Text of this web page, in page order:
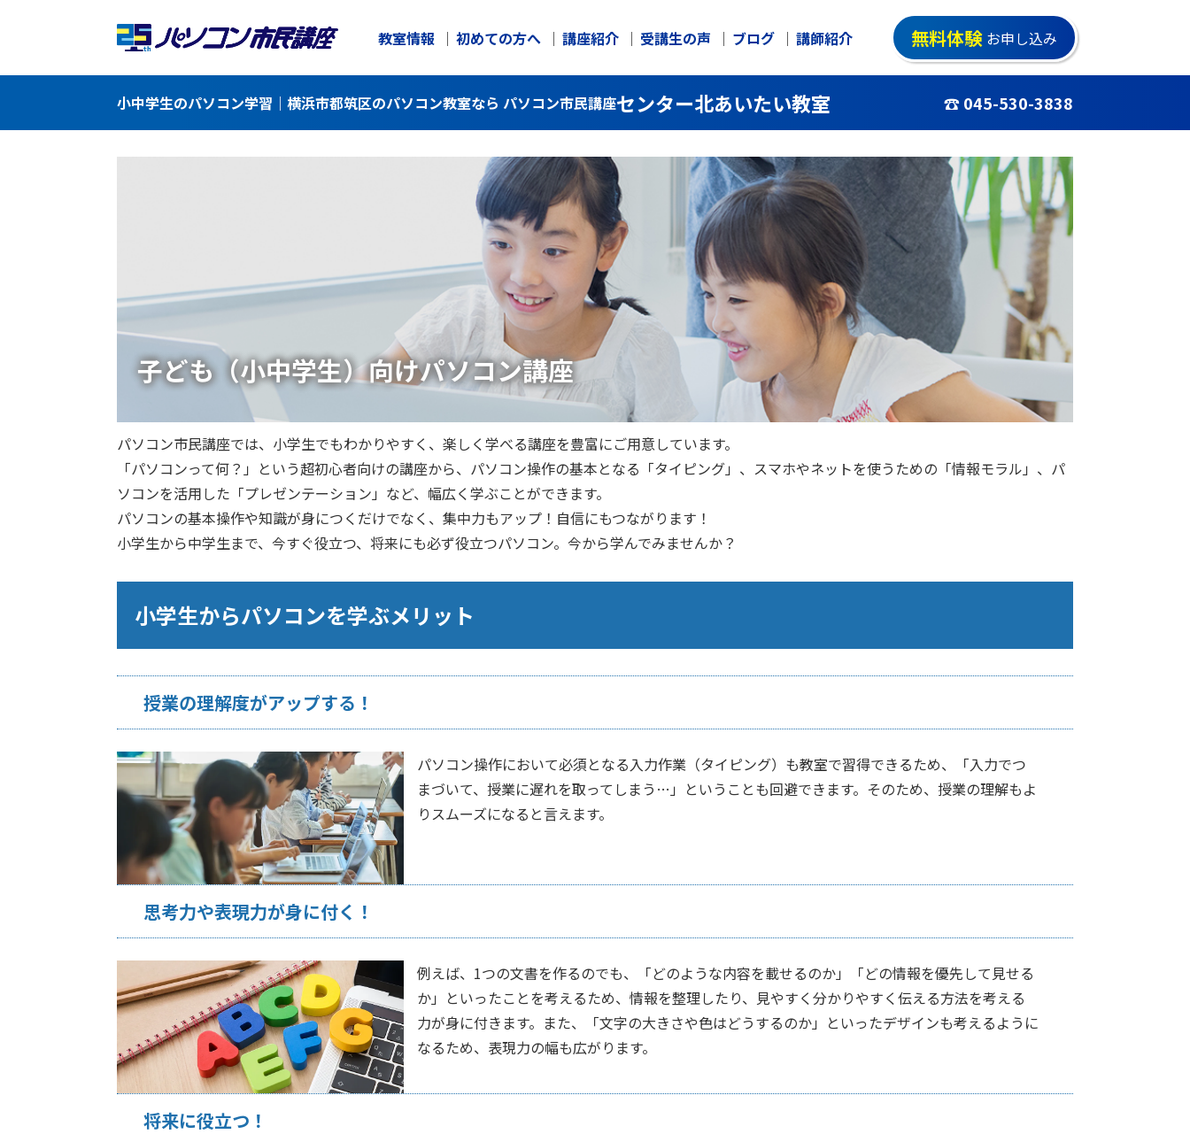
教室情報 初めての方へ 講座紹介 受講生の声 ブログ 講師紹介 無料体験 お申し込み
小中学生のパソコン学習｜横浜市都筑区のパソコン教室なら パソコン市民講座センター北あいたい教室 ☎ 045-530-3838
子ども（小中学生）向けパソコン講座
パソコン市民講座では、小学生でもわかりやすく、楽しく学べる講座を豊富にご用意しています。
「パソコンって何？」という超初心者向けの講座から、パソコン操作の基本となる「タイピング」、スマホやネットを使うための「情報モラル」、パ
ソコンを活用した「プレゼンテーション」など、幅広く学ぶことができます。
パソコンの基本操作や知識が身につくだけでなく、集中力もアップ！自信にもつながります！
小学生から中学生まで、今すぐ役立つ、将来にも必ず役立つパソコン。今から学んでみませんか？
小学生からパソコンを学ぶメリット
授業の理解度がアップする！
パソコン操作において必須となる入力作業（タイピング）も教室で習得できるため、「入力でつ
まづいて、授業に遅れを取ってしまう…」ということも回避できます。そのため、授業の理解もよ
りスムーズになると言えます。
思考力や表現力が身に付く！
例えば、1つの文書を作るのでも、「どのような内容を載せるのか」「どの情報を優先して見せる
か」といったことを考えるため、情報を整理したり、見やすく分かりやすく伝える方法を考える
力が身に付きます。また、「文字の大きさや色はどうするのか」といったデザインも考えるように
なるため、表現力の幅も広がります。
将来に役立つ！